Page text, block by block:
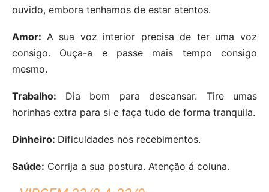
ouvido, embora tenhamos de estar atentos.
Amor: A sua voz interior precisa de ter uma voz
consigo. Ouça-a e passe mais tempo consigo
mesmo.
Trabalho: Dia bom para descansar. Tire umas
horinhas extra para si e faça tudo de forma tranquila.
Dinheiro: Dificuldades nos recebimentos.
Saúde: Corrija a sua postura. Atenção á coluna.